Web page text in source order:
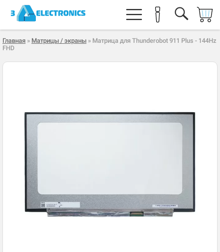
Главная » Матрицы / экраны » Матрица для Thunderobot 911 Plus - 144Hz
FHD